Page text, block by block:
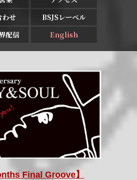
わせ
BSJSレーベル
配信
English
Final Groove】